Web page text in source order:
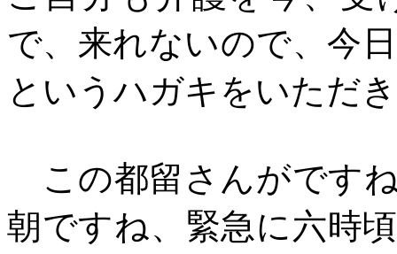
で、来れないので、今
というハガキをいただ
この都留さんがです
朝ですね、緊急に六時